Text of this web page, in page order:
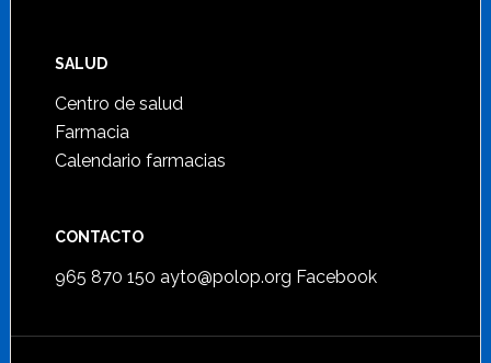
SALUD
Centro de salud
Farmacia
Calendario farmacias
CONTACTO
965 870 150 ayto@polop.org Facebook